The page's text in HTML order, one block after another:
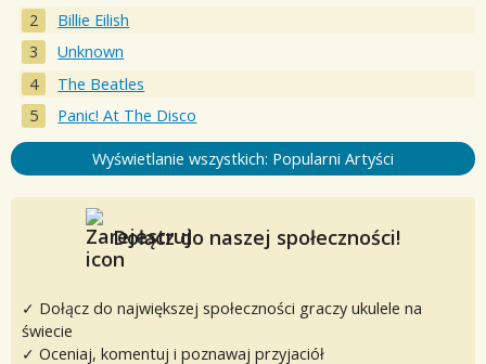
Billie Eilish
Unknown
The Beatles
Panic! At The Disco
Wyświetlanie wszystkich: Popularni Artyści
Dołącz do naszej społeczności!
✓ Dołącz do największej społeczności graczy ukulele na
świecie
✓ Oceniaj, komentuj i poznawaj przyjaciół